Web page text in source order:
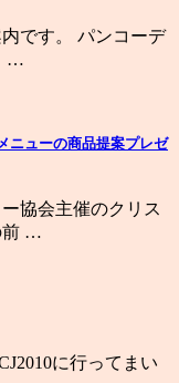
です。 パンコーデ
…
ニューの商品提案プレゼ
協会主催のクリス
前 …
に行ってまい